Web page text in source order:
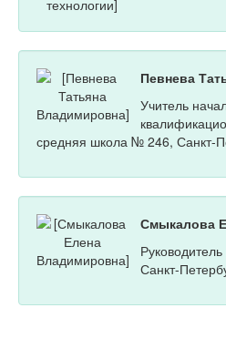
Певнева
Учитель
средняя школа № 246, Санкт-
Смыкалова
Санкт-